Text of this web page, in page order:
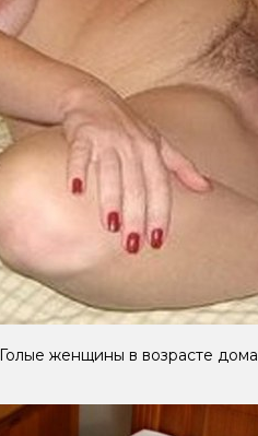
Голые женщины в возрасте